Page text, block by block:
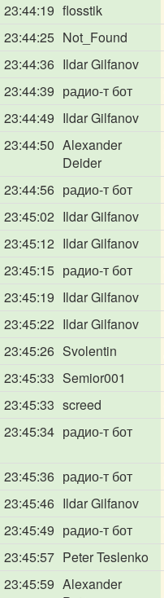
23:44:19 flosstik
23:44:25 Not_Found
23:44:36 Ildar Gilfanov
23:44:39 радио-т бот
23:44:49 Ildar Gilfanov
23:44:50 Alexander
Deider
23:44:56 радио-т бот
23:45:02 Ildar Gilfanov
23:45:12 Ildar Gilfanov
23:45:15 радио-т бот
23:45:19 Ildar Gilfanov
23:45:22 Ildar Gilfanov
23:45:26 Svolentin
23:45:33 Semior001
23:45:33 screed
23:45:34 радио-т бот
23:45:36 радио-т бот
23:45:46 Ildar Gilfanov
23:45:49 радио-т бот
23:45:57 Peter Teslenko
23:45:59 Alexander